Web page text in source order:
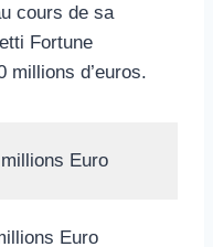
cours de sa
Fortune
millions d’euros.
Euro
Euro